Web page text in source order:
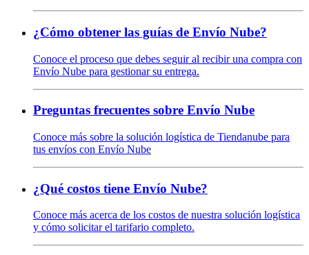
¿Cómo obtener las guías de Envío Nube?
Conoce el proceso que debes seguir al recibir una compra con
Envío Nube para gestionar su entrega.
Preguntas frecuentes sobre Envío Nube
Conoce más sobre la solución logística de Tiendanube para
tus envíos con Envío Nube
¿Qué costos tiene Envío Nube?
Conoce más acerca de los costos de nuestra solución logística
y cómo solicitar el tarifario completo.